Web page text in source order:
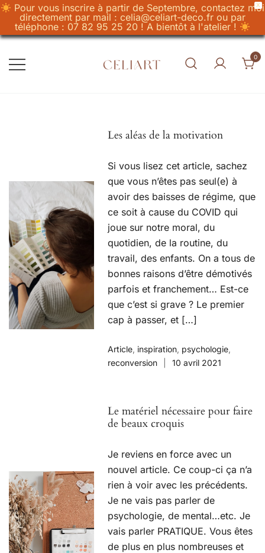
X
Pour vous inscrire à partir de Septembre, contactez moi
directement par mail : celia@celiart-deco.fr ou par
téléphone : 07 82 95 25 20 ! A bientôt à l'atelier !
Skip
content
0
Les aléas de la motivation
Si vous lisez cet article, sachez
que vous n’êtes pas seul(e) à
avoir des baisses de régime, que
ce soit à cause du COVID qui
joue sur notre moral, du
quotidien, de la routine, du
travail, des enfants. On a tous de
bonnes raisons d’être démotivés
parfois et franchement… Est-ce
que c’est si grave ? Le premier
cap à passer, et […]
Article, inspiration, psychologie,
reconversion
10 avril 2021
Le matériel nécessaire pour faire
de beaux croquis
Je reviens en force avec un
nouvel article. Ce coup-ci ça n’a
rien à voir avec les précédents.
Je ne vais pas parler de
psychologie, de mental…etc. Je
vais parler PRATIQUE. Vous êtes
de plus en plus nombreuses et